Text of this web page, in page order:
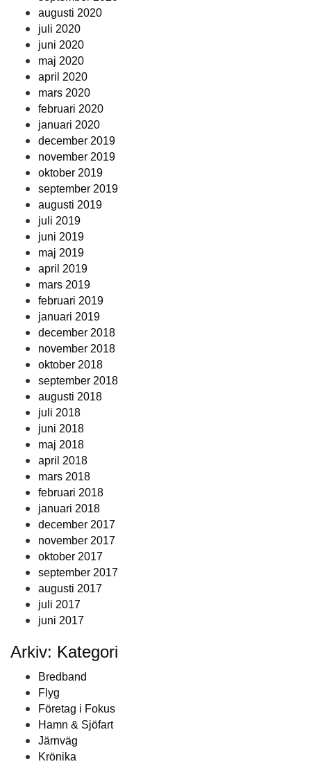
augusti 2020
juli 2020
juni 2020
maj 2020
april 2020
mars 2020
februari 2020
januari 2020
december 2019
november 2019
oktober 2019
september 2019
augusti 2019
juli 2019
juni 2019
maj 2019
april 2019
mars 2019
februari 2019
januari 2019
december 2018
november 2018
oktober 2018
september 2018
augusti 2018
juli 2018
juni 2018
maj 2018
april 2018
mars 2018
februari 2018
januari 2018
december 2017
november 2017
oktober 2017
september 2017
augusti 2017
juli 2017
juni 2017
Arkiv: Kategori
Bredband
Flyg
Företag i Fokus
Hamn & Sjöfart
Järnväg
Krönika